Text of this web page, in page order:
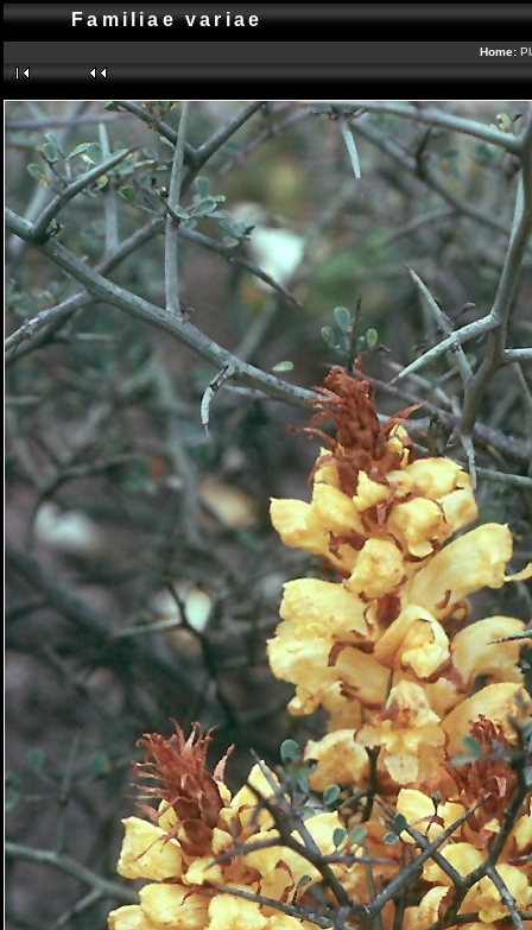
Familiae variae
Home: